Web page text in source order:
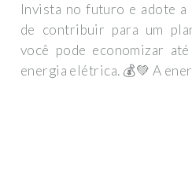
Invista no futuro e adote
de contribuir para um
você pode economizar
energia elétrica. 💰💚 A